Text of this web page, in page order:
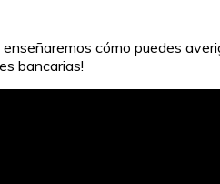
cómo puedes
bancarias!